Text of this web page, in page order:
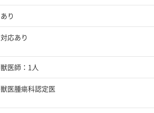
あり
対応あり
獣医師：1人
獣医腫瘍科認定医